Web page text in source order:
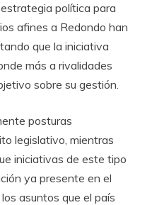
política para
afines a Redondo han
que la iniciativa
más a rivalidades
sobre su gestión.
posturas
legislativo, mientras
iniciativas de este tipo
ya presente en el
asuntos que el país